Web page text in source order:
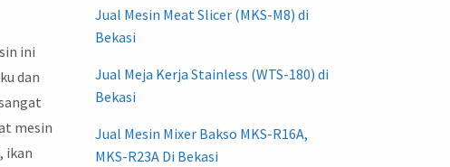
ini
dan
mesin
ikan
Jual Mesin Meat Slicer (MKS-M8) di
Bekasi
Jual Meja Kerja Stainless (WTS-180) di
Bekasi
Jual Mesin Mixer Bakso MKS-R16A,
MKS-R23A Di Bekasi